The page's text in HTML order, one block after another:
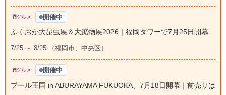
グルメ 開催中
ふくおか大昆虫展＆大鉱物展2026｜福岡タワーで7月25日開幕
7/25 ～ 8/25 （福岡市、中央区）
グルメ 開催中
プール王国 in ABURAYAMA FUKUOKA、7月18日開幕｜前売りは